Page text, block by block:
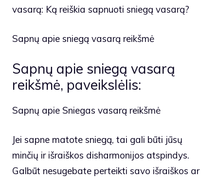
vasarą: Ką reiškia sapnuoti sniegą vasarą?
Sapnų apie sniegą vasarą reikšmė
Sapnų apie sniegą vasarą
reikšmė, paveikslėlis:
Sapnų apie Sniegas vasarą reikšmė
Jei sapne matote sniegą, tai gali būti jūsų
minčių ir išraiškos disharmonijos atspindys.
Galbūt nesugebate perteikti savo išraiškos ar